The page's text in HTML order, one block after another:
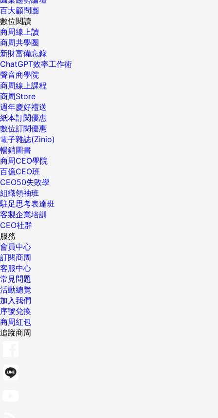
百大顧問團
數位閱讀
商周線上讀
商周共學圈
新財富備忘錄
ChatGPT效率工作術
聲音商學院
商周線上課程
商周Store
週年慶好禮送
紙本訂閱優惠
數位訂閱優惠
電子雜誌(Zinio)
暢銷圖書
商周CEO學院
百億CEO班
CEO50失敗學
組織領袖班
駐足思考表達班
客製企業培訓
CEO社群
服務
會員中心
訂閱商周
客服中心
常見問題
活動總覽
加入我們
序號兌換
商周紅包
追蹤商周